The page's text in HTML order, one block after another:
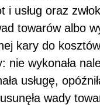
usług oraz
towarów albo
kary do
nie wykonała
usługę,
wady